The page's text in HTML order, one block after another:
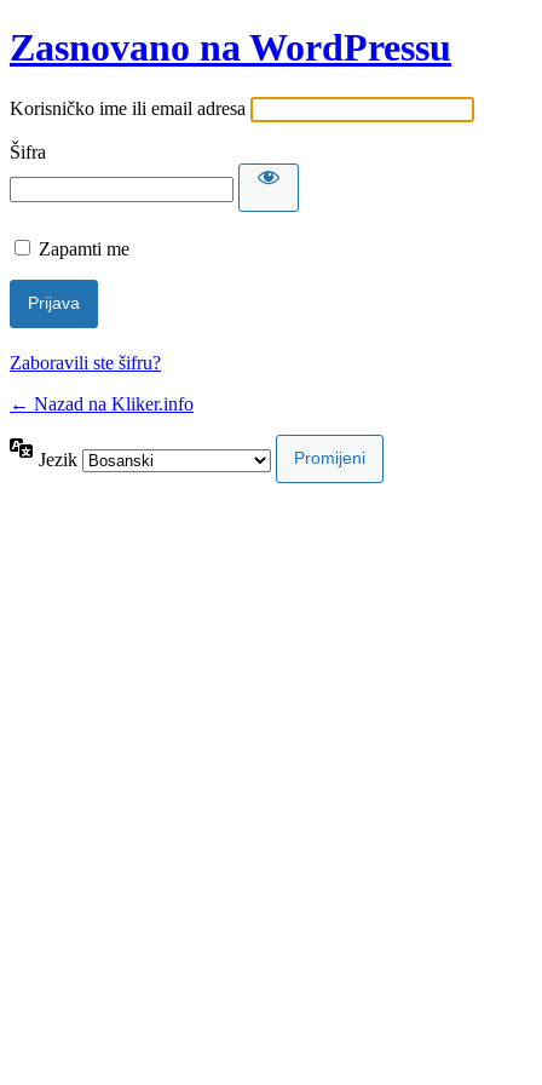
Zasnovano na WordPressu
Korisničko ime ili email adresa
Šifra
Zapamti me
Zaboravili ste šifru?
← Nazad na Kliker.info
Jezik